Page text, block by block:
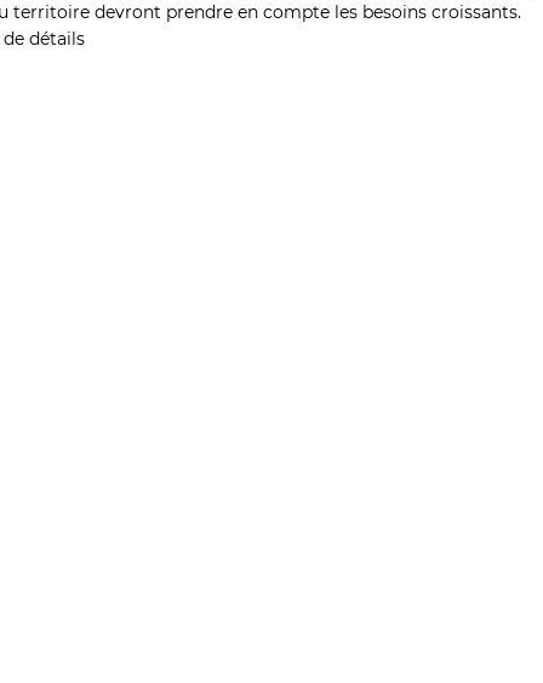
devront prendre en compte les besoins croissants.
détails